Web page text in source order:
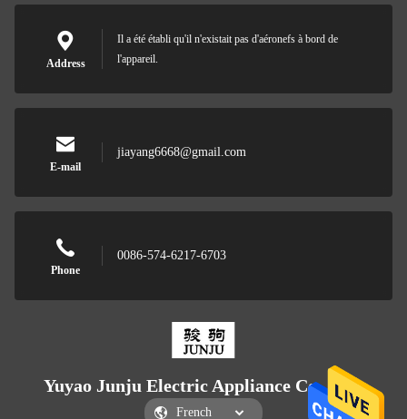
Address
Il a été établi qu'il n'existait pas d'aéronefs à bord de
l'appareil.
E-mail
jiayang6668@gmail.com
Phone
0086-574-6217-6703
Yuyao Junju Electric Appliance Co., Ltd.